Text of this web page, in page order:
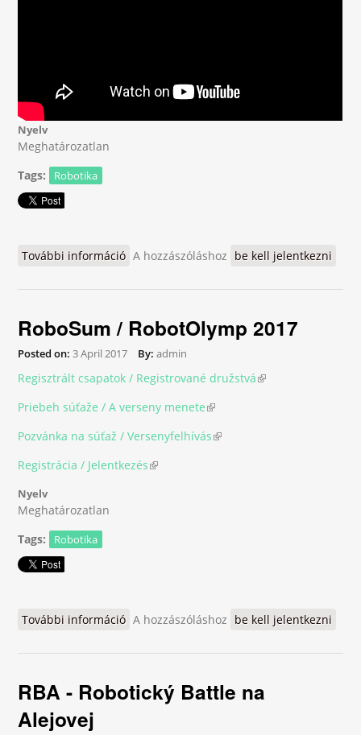
Nyelv
Meghatározatlan
Tags:
Robotika
További információ FLL 2018 tartalommal kapcsolatosan
A hozzászóláshoz be kell jelentkezni
RoboSum / RobotOlymp 2017
Posted on: 3 April 2017 By: admin
Regisztrált csapatok / Registrované družstvá(link is external)
Priebeh súťaže / A verseny menete(link is external)
Pozvánka na súťaž / Versenyfelhívás(link is external)
Registrácia / Jelentkezés(link is external)
Nyelv
Meghatározatlan
Tags:
Robotika
További információ RoboSum / RobotOlymp 2017 tartalommal
A hozzászóláshoz be kell jelentkezni
RBA - Robotický Battle na
Alejovej